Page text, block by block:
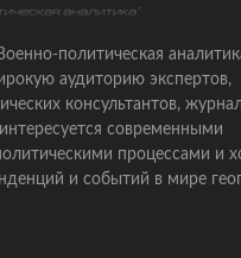
политическая
аудиторию экспертов,
консультантов,
современными
процессами и
и событий в мире